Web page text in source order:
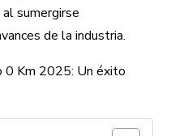
sumergirse
de la industria.
0 Km 2025: Un éxito